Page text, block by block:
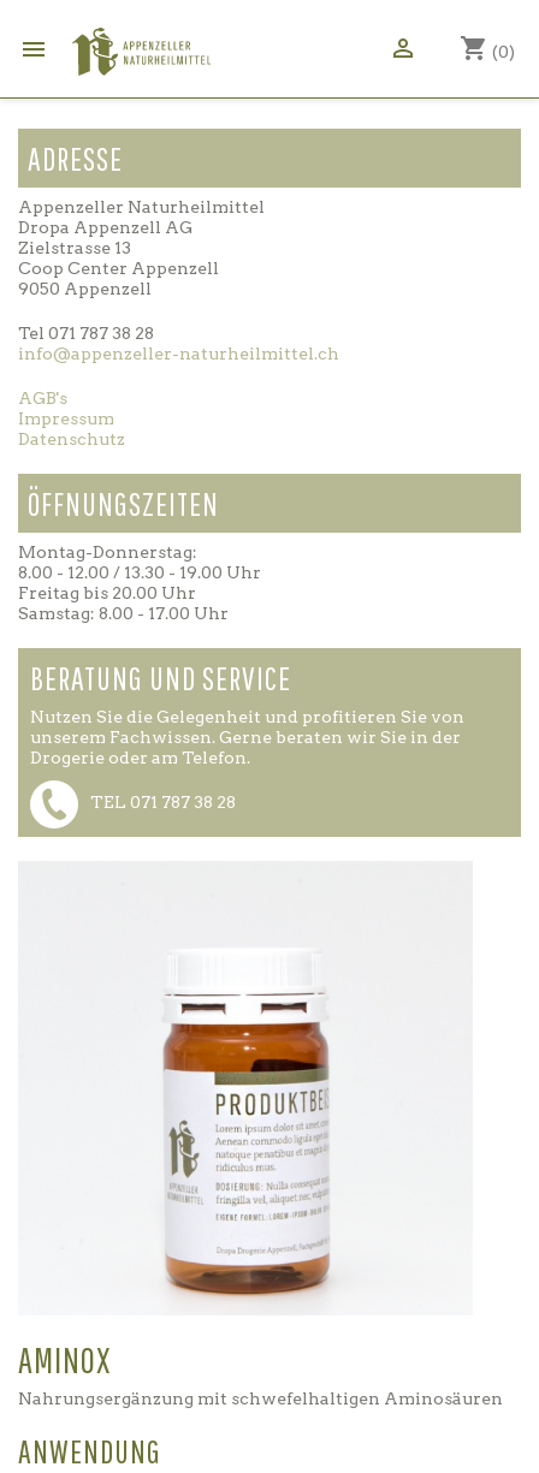
 shopping_cart (0)

ADRESSE
Appenzeller Naturheilmittel
Dropa Appenzell AG
Zielstrasse 13
Coop Center Appenzell
9050 Appenzell
Tel 071 787 38 28
info@appenzeller-naturheilmittel.ch
AGB's
Impressum
Datenschutz
ÖFFNUNGSZEITEN
Montag-Donnerstag:
8.00 - 12.00 / 13.30 - 19.00 Uhr
Freitag bis 20.00 Uhr
Samstag: 8.00 - 17.00 Uhr
BERATUNG UND SERVICE
Nutzen Sie die Gelegenheit und profitieren Sie von
unserem Fachwissen. Gerne beraten wir Sie in der
Drogerie oder am Telefon.
TEL 071 787 38 28
AMINOX
Nahrungsergänzung mit schwefelhaltigen Aminosäuren
ANWENDUNG